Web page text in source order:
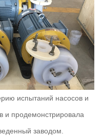
испытаний насосов и
и продемонстрировала
заводом.